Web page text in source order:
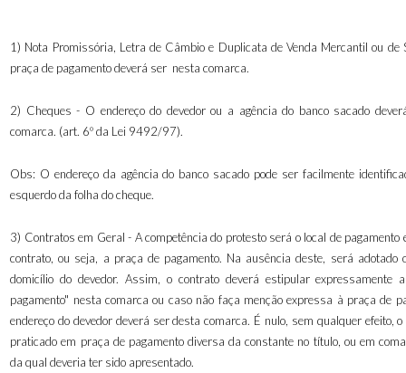
1) Nota Promissória, Letra de Câmbio e Duplicata de Venda Mercantil ou de
praça de pagamento deverá ser nesta comarca.
2) Cheques - O endereço do devedor ou a agência do banco sacado
comarca. (art. 6º da Lei 9492/97).
Obs: O endereço da agência do banco sacado pode ser facilmente
esquerdo da folha do cheque.
3) Contratos em Geral - A competência do protesto será o local de pagamento
contrato, ou seja, a praça de pagamento. Na ausência deste, será adotado
domicílio do devedor. Assim, o contrato deverá estipular expressamente
pagamento" nesta comarca ou caso não faça menção expressa à praça de
endereço do devedor deverá ser desta comarca. É nulo, sem qualquer efeito,
praticado em praça de pagamento diversa da constante no título, ou em
da qual deveria ter sido apresentado.